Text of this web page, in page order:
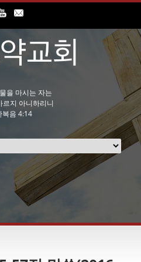
을 마시는 자는
르지 아니하리니
복음 4:14